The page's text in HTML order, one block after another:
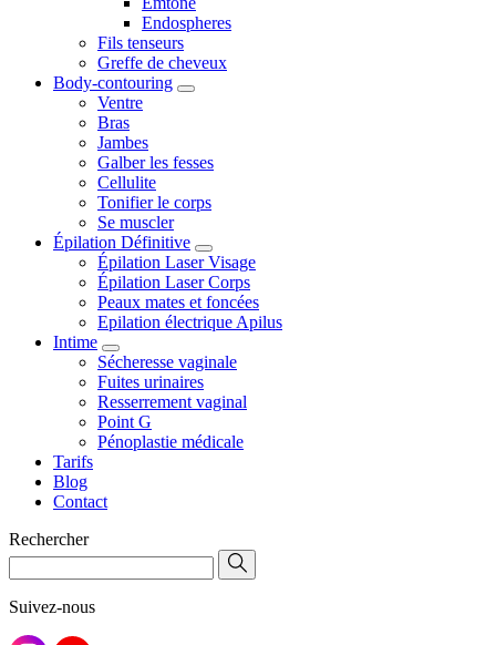
Endospheres
Fils tenseurs
Greffe de cheveux
Body-contouring
Ventre
Bras
Jambes
Galber les fesses
Cellulite
Tonifier le corps
Se muscler
Épilation Définitive
Épilation Laser Visage
Épilation Laser Corps
Peaux mates et foncées
Epilation électrique Apilus
Intime
Sécheresse vaginale
Fuites urinaires
Resserrement vaginal
Point G
Pénoplastie médicale
Tarifs
Blog
Contact
Rechercher
Suivez-nous